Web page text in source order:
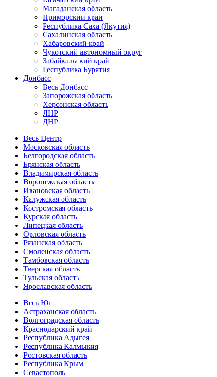
Магаданская область
Приморский край
Республика Саха (Якутия)
Сахалинская область
Хабаровский край
Чукотский автономный округ
Забайкальский край
Республика Бурятия
Донбасс
Весь Донбасс
Запорожская область
Херсонская область
ЛНР
ДНР
Весь Центр
Московская область
Белгородская область
Брянская область
Владимирская область
Воронежская область
Ивановская область
Калужская область
Костромская область
Курская область
Липецкая область
Орловская область
Рязанская область
Смоленская область
Тамбовская область
Тверская область
Тульская область
Ярославская область
Весь Юг
Астраханская область
Волгоградская область
Краснодарский край
Республика Адыгея
Республика Калмыкия
Ростовская область
Республика Крым
Севастополь